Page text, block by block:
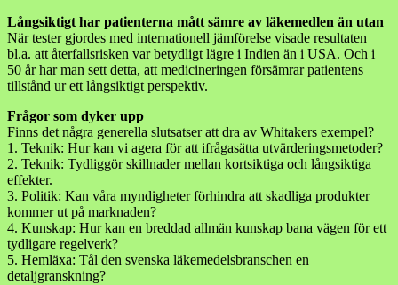
Långsiktigt har patienterna mått sämre av läkemedlen än utan
När tester gjordes med internationell jämförelse visade resultaten
bl.a. att återfallsrisken var betydligt lägre i Indien än i USA. Och i
50 år har man sett detta, att medicineringen försämrar patientens
tillstånd ur ett långsiktigt perspektiv.
Frågor som dyker upp
Finns det några generella slutsatser att dra av Whitakers exempel?
1. Teknik: Hur kan vi agera för att ifrågasätta utvärderingsmetoder?
2. Teknik: Tydliggör skillnader mellan kortsiktiga och långsiktiga
effekter.
3. Politik: Kan våra myndigheter förhindra att skadliga produkter
kommer ut på marknaden?
4. Kunskap: Hur kan en breddad allmän kunskap bana vägen för ett
tydligare regelverk?
5. Hemläxa: Tål den svenska läkemedelsbranschen en
detaljgranskning?